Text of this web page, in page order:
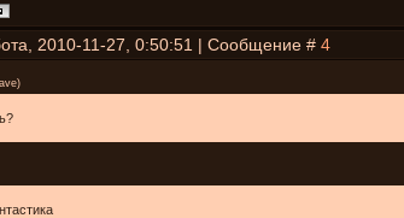
2010-11-27, 0:50:51 | Сообщение # 4
)